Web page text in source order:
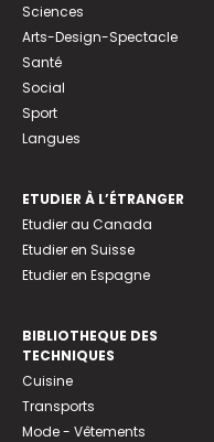
Sciences
Arts-Design-Spectacle
Santé
Social
Sport
Langues
ETUDIER À L’ÉTRANGER
Etudier au Canada
Etudier en Suisse
Etudier en Espagne
BIBLIOTHEQUE DES
TECHNIQUES
Cuisine
Transports
Mode - Vêtements